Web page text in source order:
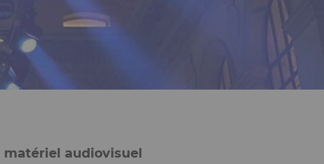
matériel audiovisuel